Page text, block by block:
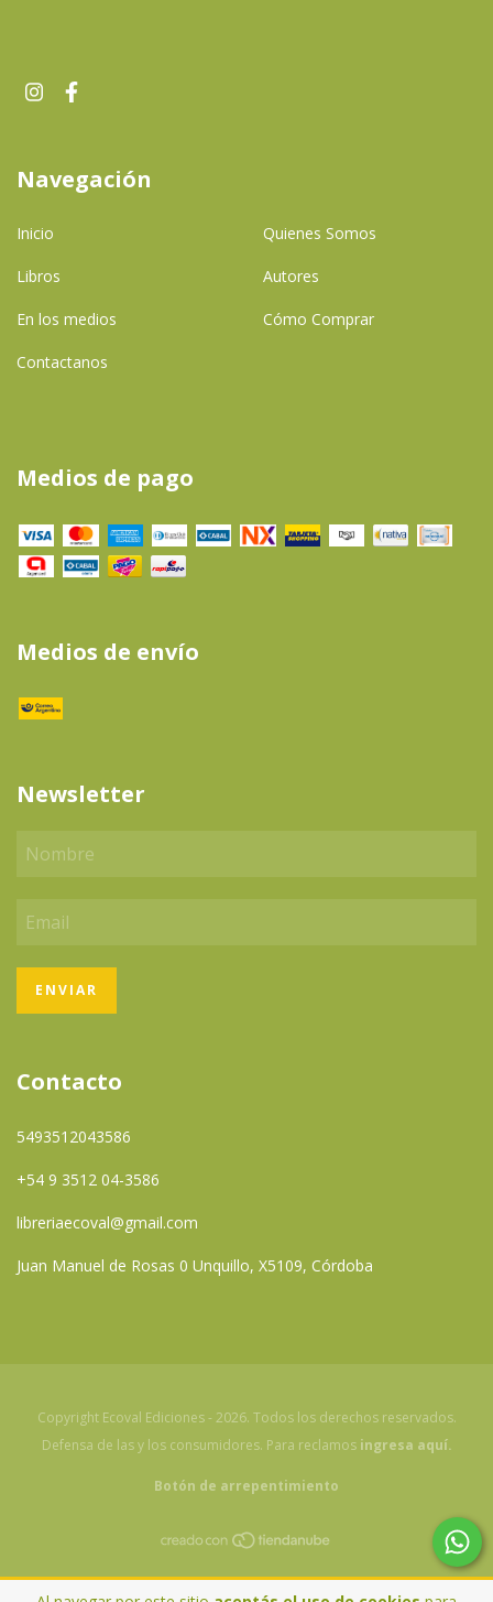
Navegación
Inicio Quienes Somos
Libros Autores
En los medios Cómo Comprar
Contactanos
Medios de pago
Medios de envío
Newsletter
Contacto
5493512043586
+54 9 3512 04-3586
libreriaecoval@gmail.com
Juan Manuel de Rosas 0 Unquillo, X5109, Córdoba
Copyright Ecoval Ediciones - 2026. Todos los derechos reservados.
Defensa de las y los consumidores. Para reclamos ingresa aquí.
Botón de arrepentimiento